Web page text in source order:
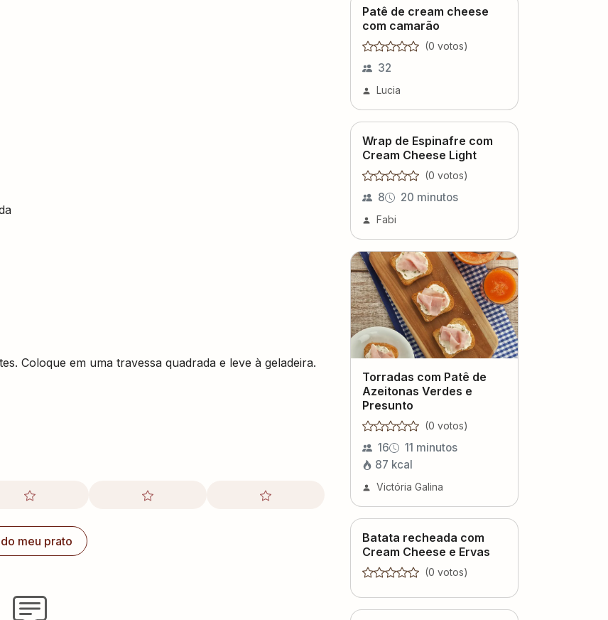
Coloque em uma travessa quadrada e leve à geladeira.
meu prato
Patê de cream cheese
com camarão
(0 votos)
32
Lucia
Wrap de Espinafre com
Cream Cheese Light
(0 votos)
8 20 minutos
Fabi
Torradas com Patê de
Azeitonas Verdes e
Presunto
(0 votos)
16
11 minutos
87 kcal
Victória Galina
Batata recheada com
Cream Cheese e Ervas
(0 votos)